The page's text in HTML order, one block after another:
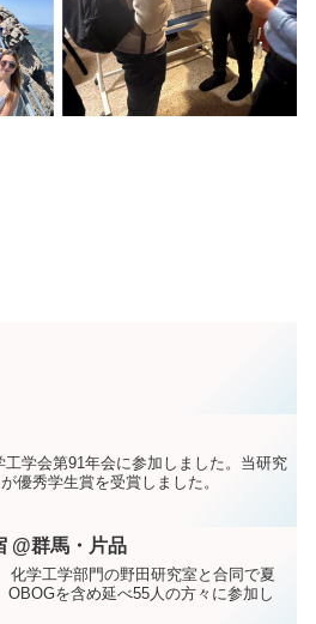
学会第91年会に参加しました。当研究
優秀学生賞を受賞しました。
@群馬・片品
化学工学部門の野田研究室と合同で夏
を含め延べ55人の方々に参加し